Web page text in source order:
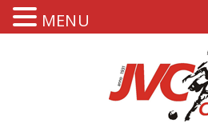
MENU